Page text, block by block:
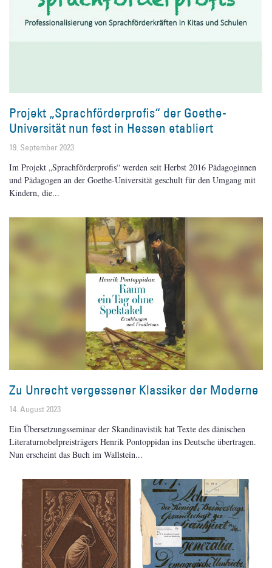
Projekt „Sprachförderprofis“ der Goethe-
Universität nun fest in Hessen etabliert
19. September 2023
Im Projekt „Sprachförderprofis“ werden seit Herbst 2016 Pädagoginnen
und Pädagogen an der Goethe-Universität geschult für den Umgang mit
Kindern, die
Zu Unrecht vergessener Klassiker der Moderne
14. August 2023
Ein Übersetzungsseminar der Skandinavistik hat Texte des dänischen
Literaturnobelpreisträgers Henrik Pontoppidan ins Deutsche übertragen.
Nun erscheint das Buch im Wallstein